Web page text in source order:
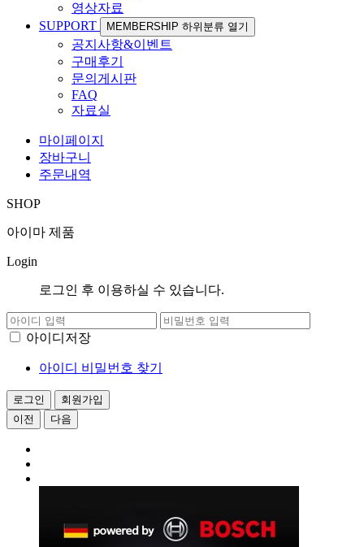
영상자료
SUPPORT
MEMBERSHIP 하위분류 열기
공지사항&이벤트
구매후기
문의게시판
FAQ
자료실
마이페이지
장바구니
주문내역
SHOP
아이마 제품
Login
로그인 후 이용하실 수 있습니다.
아이디저장
아이디 비밀번호 찾기
이전 다음